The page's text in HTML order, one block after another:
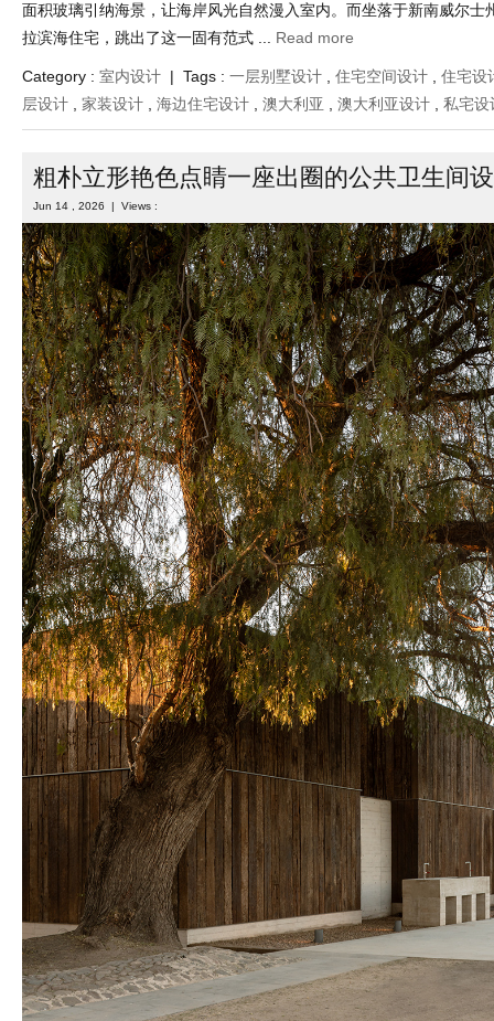
面积玻璃引纳海景，让海岸风光自然漫入室内。而坐落于新南威尔士
拉滨海住宅，跳出了这一固有范式 ... Read more
Category : 室内设计 | Tags : 一层别墅设计 , 住宅空间设计 , 住宅设
层设计 , 家装设计 , 海边住宅设计 , 澳大利亚 , 澳大利亚设计 , 私宅设
粗朴立形艳色点睛一座出圈的公共卫生间
Jun 14 , 2026 | Views :